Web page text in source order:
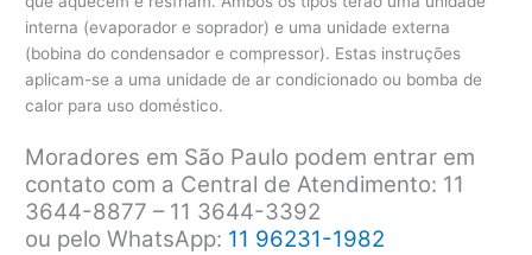
interna (evaporador e soprador) e uma unidade externa
(bobina do condensador e compressor). Estas instruções
aplicam-se a uma unidade de ar condicionado ou bomba de
calor para uso doméstico.
Moradores em São Paulo podem entrar em
contato com a Central de Atendimento: 11
3644-8877 – 11 3644-3392
ou pelo WhatsApp: 11 96231-1982